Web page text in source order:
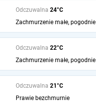
Odczuwalna 24°C
Zachmurzenie małe, pogodnie
Odczuwalna 22°C
Zachmurzenie małe, pogodnie
Odczuwalna 21°C
Prawie bezchmurnie